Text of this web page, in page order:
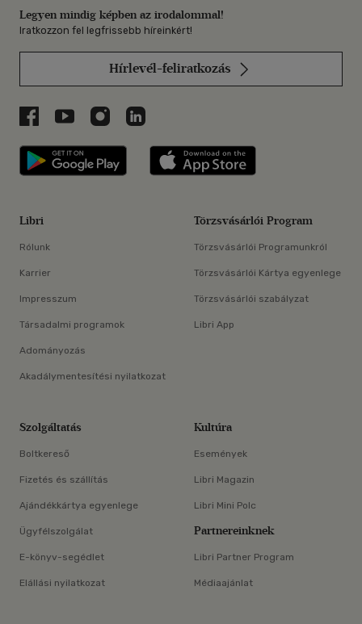
Legyen mindig képben az irodalommal!
Iratkozzon fel legfrissebb híreinkért!
Hírlevél-feliratkozás
Libri a Facebookon
Libri a Youtube-on
Libri az Instagramon
Libri a LinkedInen
Libri applikáció Szerezd meg: Google
Libri
Rólunk
Karrier
Impresszum
Társadalmi programok
Adományozás
Akadálymentesítési nyilatkozat
Törzsvásárlói Program
Törzsvásárlói Programunkról
Törzsvásárlói Kártya egyenlege
Törzsvásárlói szabályzat
Libri App
Szolgáltatás
Boltkereső
Fizetés és szállítás
Ajándékkártya egyenlege
Ügyfélszolgálat
E-könyv-segédlet
Elállási nyilatkozat
Kultúra
Események
Libri Magazin
Libri Mini Polc
Partnereinknek
Libri Partner Program
Médiaajánlat